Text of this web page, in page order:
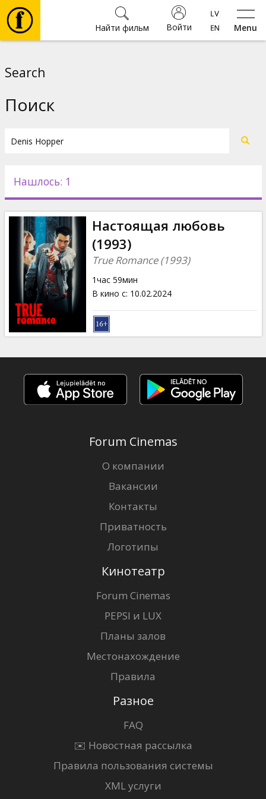
Menu
Войти
Найти фильм
Новости
Подарки
Кинозакуски
B2B
Клуб
Search
Поиск
Нашлось: 1
Настоящая любовь
(1993)
True Romance (1993)
1час 59мин
В кино с: 10.02.2024
Forum Cinemas
О компании
Вакансии
Контакты
Приватность
Логотипы
Кинотеатр
Forum Cinemas
PEPSI и LUX
Планы залов
Местонахождение
Правила
Разное
FAQ
✉️ Новостная рассылка
Правила пользования системы
XML услуги